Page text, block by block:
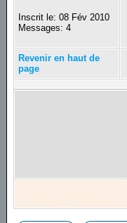
Inscrit le: 08 Fév 2010
Messages: 4
Revenir en haut de
page